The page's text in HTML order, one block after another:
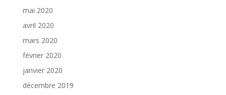
mai 2020
avril 2020
mars 2020
février 2020
janvier 2020
décembre 2019